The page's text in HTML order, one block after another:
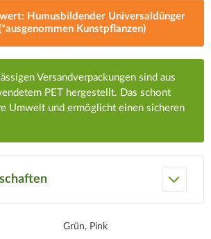
Humusbildender Universaldünger
Kunstpflanzen)
Versandverpackungen sind aus
PET hergestellt. Das schont
Umwelt und ermöglicht einen sicheren
Grün, Pink